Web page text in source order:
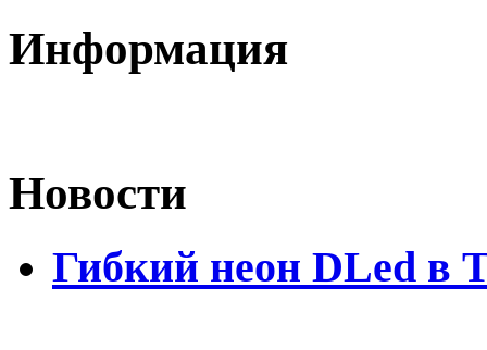
Информация
Новости
Гибкий неон DLed в